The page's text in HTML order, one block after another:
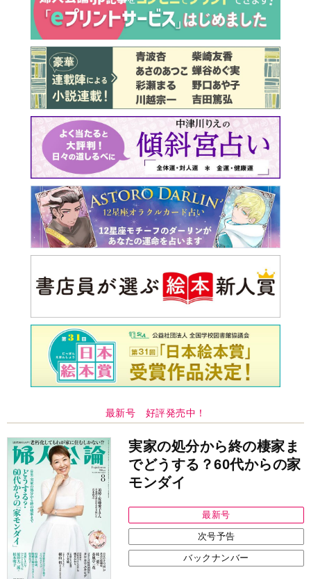
最新号 好評発売中！
実家の処分から終の棲家ま
でどうする？60代からの家
モンダイ
最新号
次号予告
バックナンバー